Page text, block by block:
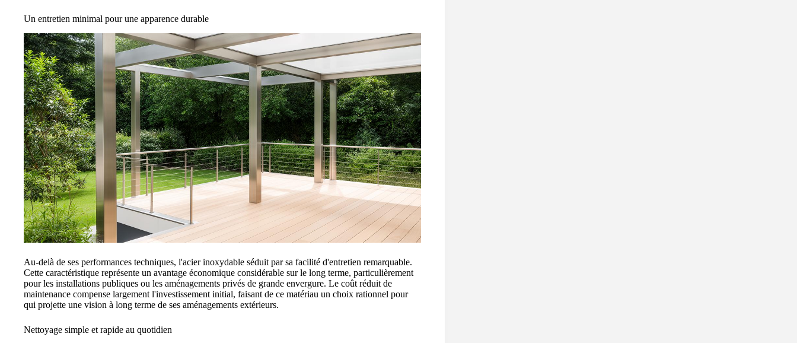
Un entretien minimal pour une apparence durable
Au-delà de ses performances techniques, l'acier inoxydable séduit par sa facilité d'entretien remarquable.
Cette caractéristique représente un avantage économique considérable sur le long terme, particulièrement
pour les installations publiques ou les aménagements privés de grande envergure. Le coût réduit de
maintenance compense largement l'investissement initial, faisant de ce matériau un choix rationnel pour
qui projette une vision à long terme de ses aménagements extérieurs.
Nettoyage simple et rapide au quotidien